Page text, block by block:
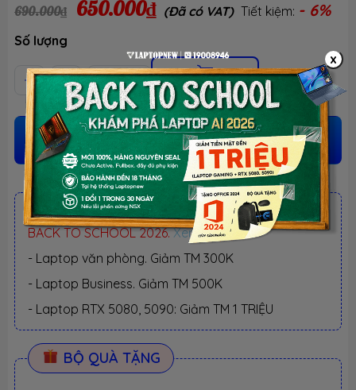
690.000₫ 650.000₫ (Đã có VAT) Tiết kiệm: - 6%
Số lượng
Thêm vào giỏ
MUA NGAY
(Giao tận nơi hoặc lấy tại cửa hàng)
ƯU ĐÃI TỐT NHẤT TRONG NĂM
BACK TO SCHOOL 2026.Xem chi tiết
- Laptop văn phòng. Giảm TM 300K
- Laptop Business. Giảm TM 500K
- Laptop RTX 5080, 5090: Giảm TM 1 TRIỆU
BỘ QUÀ TẶNG
x